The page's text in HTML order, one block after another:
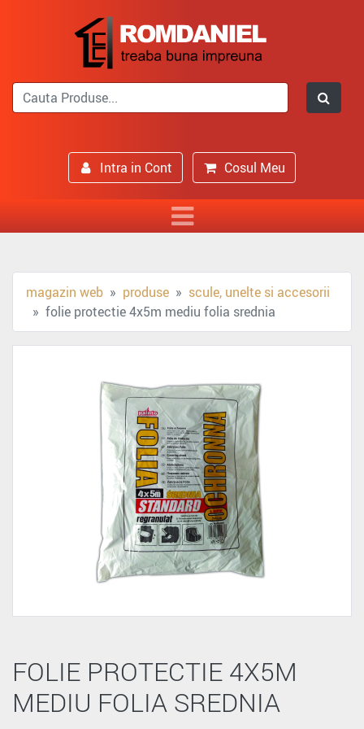
Intra in Cont Cosul Meu
magazin web produse
scule, unelte si accesorii
folie protectie 4x5m mediu folia srednia
FOLIE PROTECTIE 4X5M
MEDIU FOLIA SREDNIA